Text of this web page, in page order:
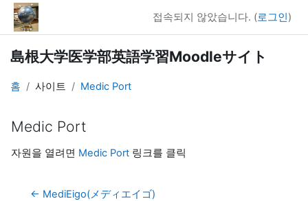
메인 콘텐츠로 건너뛰기
접속되지 않았습니다. (로그인)
島根大学医学部英語学習Moodleサイト
홈 사이트 Medic Port
Medic Port
완료 조건
자원을 열려면 Medic Port 링크를 클릭
← MediEigo(メディエイゴ)